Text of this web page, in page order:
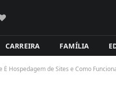
BlogLovin
CARREIRA FAMÍLIA
É Hospedagem de Sites e Como